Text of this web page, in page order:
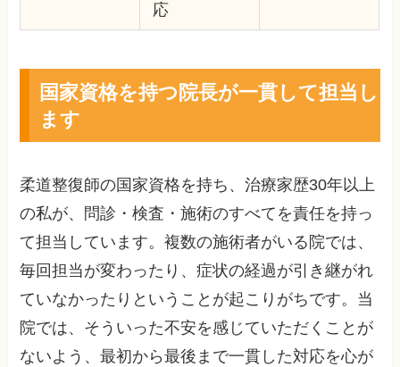
応
国家資格を持つ院長が一貫して担当し
ます
柔道整復師の国家資格を持ち、治療家歴30年以上
の私が、問診・検査・施術のすべてを責任を持っ
て担当しています。複数の施術者がいる院では、
毎回担当が変わったり、症状の経過が引き継がれ
ていなかったりということが起こりがちです。当
院では、そういった不安を感じていただくことが
ないよう、最初から最後まで一貫した対応を心が